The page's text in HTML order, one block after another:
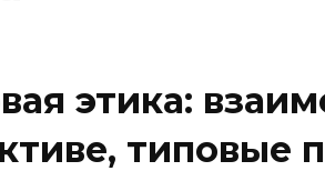
этика:
типовые